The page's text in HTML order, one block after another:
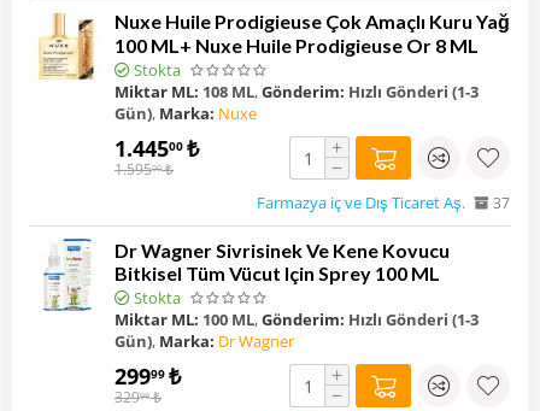
Nuxe Huile Prodigieuse Çok Amaçlı Kuru Yağ
100 ML+ Nuxe Huile Prodigieuse Or 8 ML
Stokta
Miktar ML: 108 ML,Gönderim: Hızlı Gönderi (1-3
Gün), Marka: Nuxe
1.44500 ₺
1.59500 ₺
+
−
Farmazya iç ve Dış Ticaret Aş. 37
Dr Wagner Sivrisinek Ve Kene Kovucu
Bitkisel Tüm Vücut Için Sprey 100 ML
Stokta
Miktar ML: 100 ML,Gönderim: Hızlı Gönderi (1-3
Gün), Marka: Dr Wagner
29999 ₺
32999 ₺
+
−